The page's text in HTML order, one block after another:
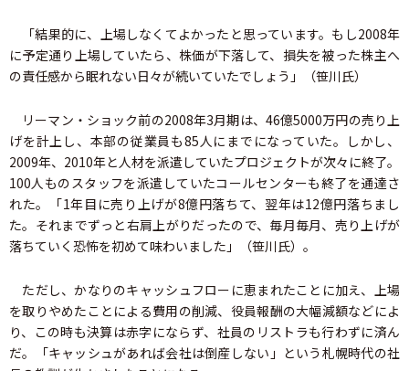
「結果的に、上場しなくてよかったと思っています。もし2008年
に予定通り上場していたら、株価が下落して、損失を被った株主へ
の責任感から眠れない日々が続いていたでしょう」（笹川氏）
リーマン・ショック前の2008年3月期は、46億5000万円の売り上
げを計上し、本部の従業員も85人にまでになっていた。しかし、
2009年、2010年と人材を派遣していたプロジェクトが次々に終了。
100人ものスタッフを派遣していたコールセンターも終了を通達さ
れた。「1年目に売り上げが8億円落ちて、翌年は12億円落ちまし
た。それまでずっと右肩上がりだったので、毎月毎月、売り上げが
落ちていく恐怖を初めて味わいました」（笹川氏）。
ただし、かなりのキャッシュフローに恵まれたことに加え、上場
を取りやめたことによる費用の削減、役員報酬の大幅減額などによ
り、この時も決算は赤字にならず、社員のリストラも行わずに済ん
だ。「キャッシュがあれば会社は倒産しない」という札幌時代の社